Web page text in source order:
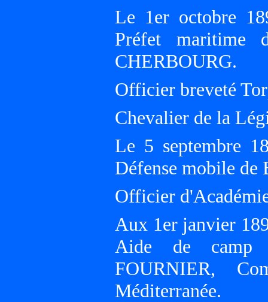
Le 1er octobre
Préfet maritime
CHERBOURG.
Officier breveté
Chevalier de la
Le 5 septembre
Défense mobile de
Officier
Aux 1er janvier
Aide de camp
FOURNIER,
Méditerranée.